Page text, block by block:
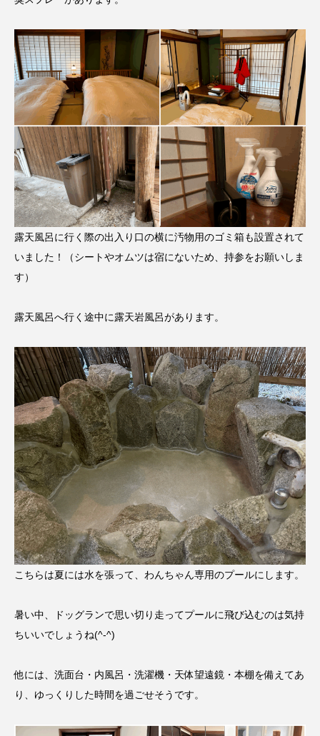
露天風呂に行く際の出入り口の横に汚物用のゴミ箱も設置されて
いました！（シートやオムツは宿にないため、持参をお願いしま
す）
露天風呂へ行く途中に露天岩風呂があります。
こちらは夏には水を張って、わんちゃん専用のプールにします。
暑い中、ドッグランで思い切り走ってプールに飛び込むのは気持
ちいいでしょうね(^-^)
他には、洗面台・内風呂・洗濯機・天体望遠鏡・本棚を備えてあ
り、ゆっくりした時間を過ごせそうです。